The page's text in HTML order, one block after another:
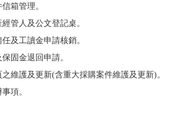
箱管理。
管人及公文登記桌。
及工讀金申請核銷。
固金退回申請。
維護及更新(含重大採購案件維護及更新)。
項。